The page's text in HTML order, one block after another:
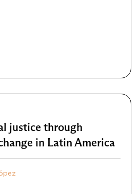
justice through
in Latin America